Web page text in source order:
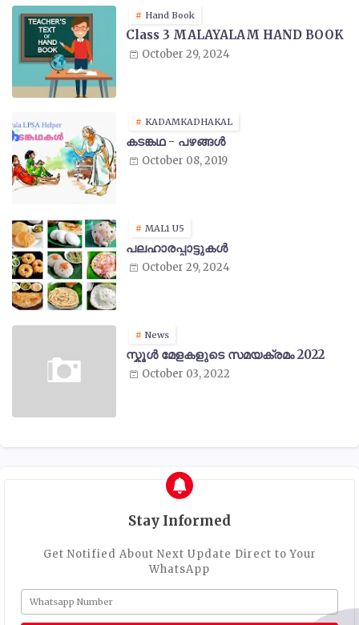
Hand Book
Class 3 MALAYALAM HAND BOOK
October 29, 2024
KADAMKADHAKAL
കടങ്കഥ - പഴങ്ങൾ
October 08, 2019
MAL1 U5
പലഹാരപ്പാട്ടുകൾ
October 29, 2024
News
സ്കൂൾ മേളകളുടെ സമയക്രമം 2022
October 03, 2022
Stay Informed
Get Notified About Next Update Direct to Your
WhatsApp